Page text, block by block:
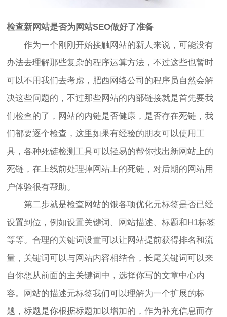
检查新网站是否为网站SEO做好了准备
作为一个刚刚开始接触网站的新人来说，可能没有
办法去理解那些复杂的程序运算方法，不过这些也暂时
可以不用我们去考虑，肥西网络公司的程序员自然会解
决这些问题的，不过那些网站的内部链接就是首先要我
们检查的了，网站的内链是否健康，是否存在死链，我
们都要逐个检查，这里如果有经验的朋友可以使用工
具，各种死链检测工具可以轻易的帮你找出新网站上的
死链，在上线前处理掉网站上的死链，对后期的网站用
户体验很有帮助。
第二步就是检查网站的饿各项优化元标签是否已经
设置到位，例如设置关键词、网站描述、标题和H1标签
等等。合理的关键词设置可以让网站提前获得排名和流
量，关键词可以与网站内容相结合，长尾关键词可以来
自你想从前面的主关键词中，选择你写的文章中心内
容。网站的描述元标签我们可以理解为一个扩展的标
题，标题是你根据标题加以增加的，作为补充信息而存